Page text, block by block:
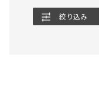
絞り込み